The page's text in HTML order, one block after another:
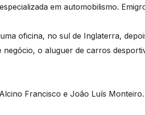
em automobilismo.
oficina, no sul de Inglaterra,
negócio, o aluguer de carros
Francisco e João Luís Monteiro.